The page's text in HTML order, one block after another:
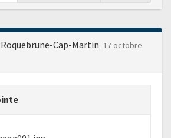
Cap-Martin 17 octobre